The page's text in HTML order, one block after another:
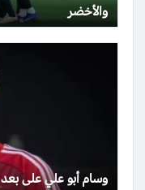
والأخضر
وسام أبو علي على